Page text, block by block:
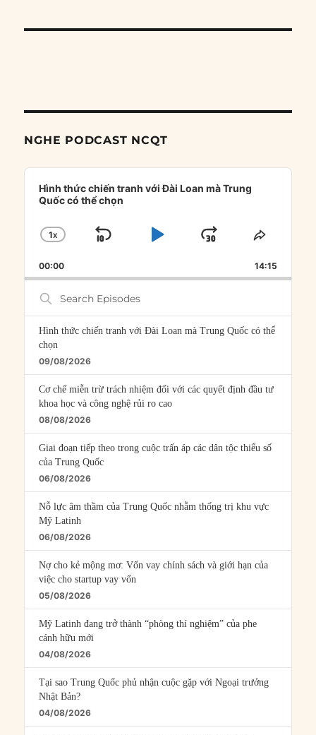
NGHE PODCAST NCQT
Audio
Player
Hình thức chiến tranh với Đài Loan mà Trung
Quốc có thể chọn
CHANGE
RATE
1X
SKIP
PLAYJUMP
FORWARD
SHARE
00:00 14:15
Search
Episodes
Hình thức chiến tranh với Đài Loan mà Trung Quốc có thể
chọn
09/08/2026
Cơ chế miễn trừ trách nhiệm đối với các quyết định đầu tư
khoa học và công nghệ rủi ro cao
08/08/2026
Giai đoạn tiếp theo trong cuộc trấn áp các dân tộc thiểu số
của Trung Quốc
06/08/2026
Nỗ lực âm thầm của Trung Quốc nhằm thống trị khu vực
Mỹ Latinh
06/08/2026
Nợ cho kẻ mộng mơ: Vốn vay chính sách và giới hạn của
việc cho startup vay vốn
05/08/2026
Mỹ Latinh đang trở thành “phòng thí nghiệm” của phe
cánh hữu mới
04/08/2026
Tại sao Trung Quốc phủ nhận cuộc gặp với Ngoại trưởng
Nhật Bản?
04/08/2026